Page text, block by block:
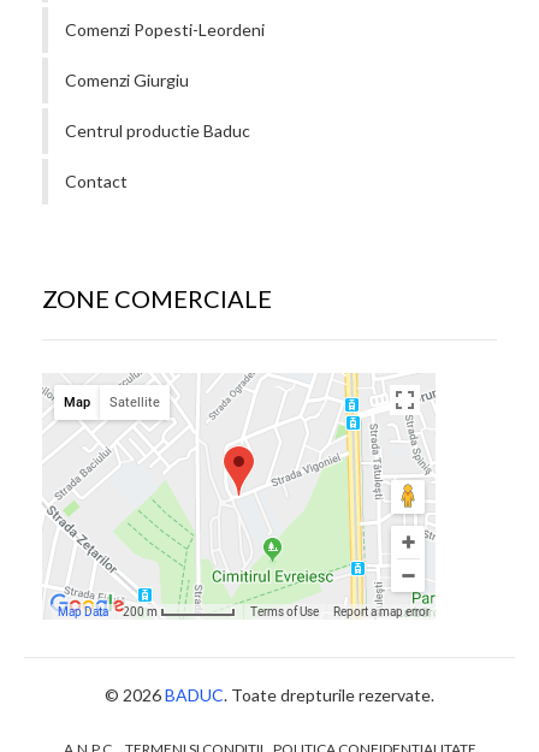
Comenzi Popesti-Leordeni
Comenzi Giurgiu
Centrul productie Baduc
Contact
ZONE COMERCIALE
© 2026BADUC. Toate drepturile rezervate.